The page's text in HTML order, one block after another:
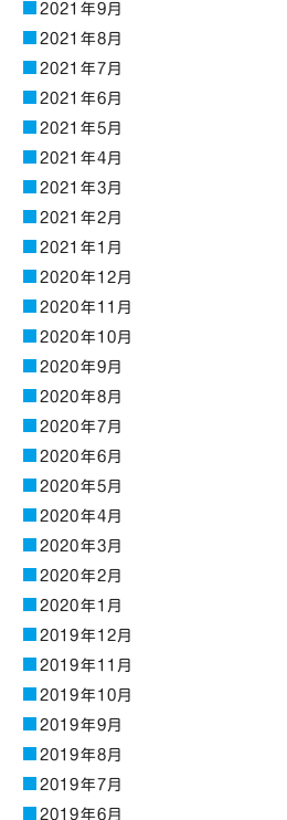
2021年9月
2021年8月
2021年7月
2021年6月
2021年5月
2021年4月
2021年3月
2021年2月
2021年1月
2020年12月
2020年11月
2020年10月
2020年9月
2020年8月
2020年7月
2020年6月
2020年5月
2020年4月
2020年3月
2020年2月
2020年1月
2019年12月
2019年11月
2019年10月
2019年9月
2019年8月
2019年7月
2019年6月